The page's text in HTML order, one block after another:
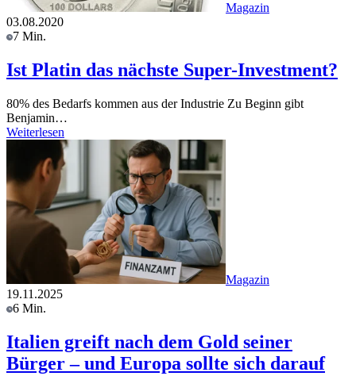
Magazin
03.08.2020
7 Min.
Ist Platin das nächste Super-Investment?
80% des Bedarfs kommen aus der Industrie Zu Beginn gibt
Benjamin…
Weiterlesen
Magazin
19.11.2025
6 Min.
Italien greift nach dem Gold seiner
Bürger – und Europa sollte sich darauf